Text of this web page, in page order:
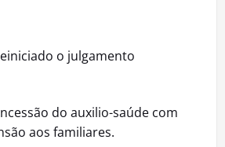
o julgamento
do auxilio-saúde com
aos familiares.